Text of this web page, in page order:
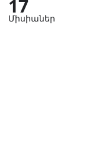
17
Միսիաներ